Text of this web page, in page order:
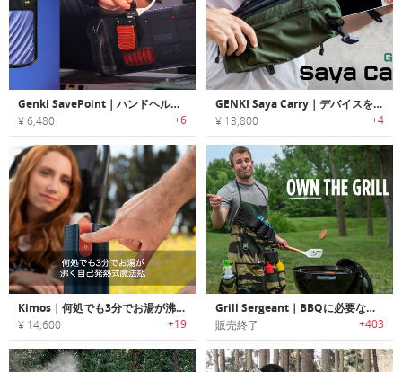
Genki SavePoint｜ハンドヘルドを最適化！様々なニーズ対応のSSD
¥ 6,480 +6
GENKI Saya Carry｜デバイスを完璧に持ち運ぶスリングバッグ
¥ 13,800 +4
Kimos｜何処でも3分でお湯が沸く自己発熱式魔法瓶「キーモス」
¥ 14,600 +19
Grill Sergeant｜BBQに必要なアイテムを持ち運び可能なエプロン「グリルサージェント」
販売終了 +403